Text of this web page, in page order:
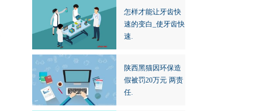
怎样才能让牙齿快
速的变白_使牙齿快
速.
陕西黑猫因环保造
假被罚20万元 两责
任.